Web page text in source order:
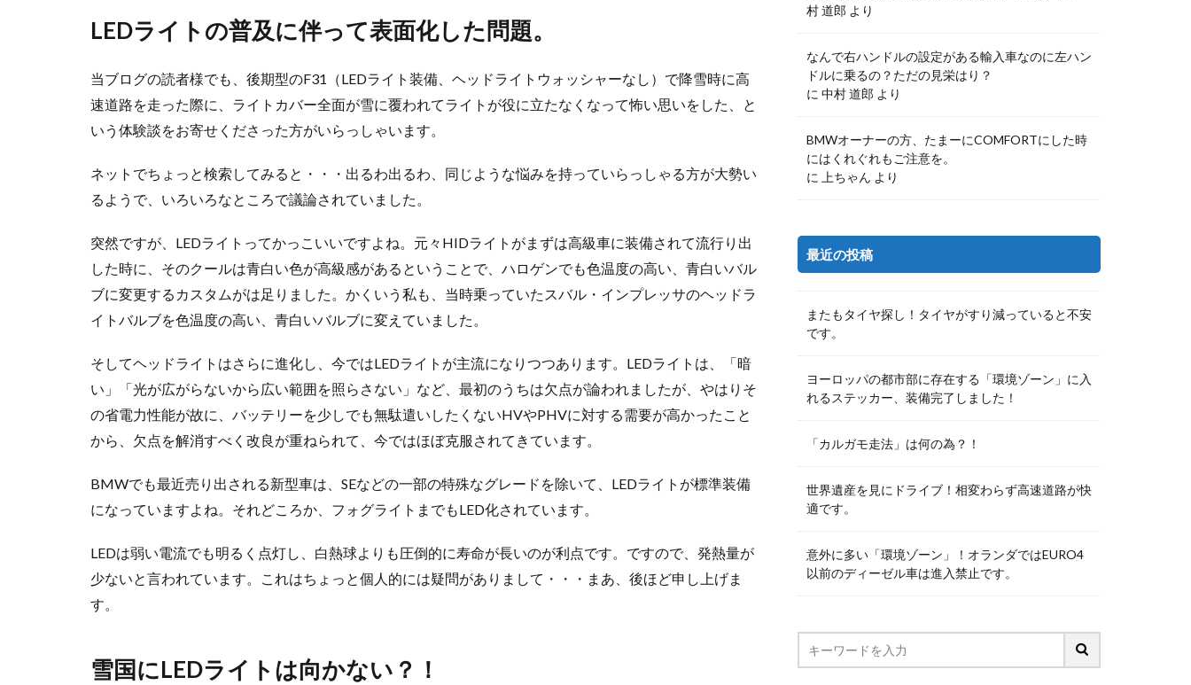
LEDライトの普及に伴って表面化した問題。
当ブログの読者様でも、後期型のF31（LEDライト装備、ヘッドライトウォッシャーなし）で降雪時に高
速道路を走った際に、ライトカバー全面が雪に覆われてライトが役に立たなくなって怖い思いをした、と
いう体験談をお寄せくださった方がいらっしゃいます。
ネットでちょっと検索してみると・・・出るわ出るわ、同じような悩みを持っていらっしゃる方が大勢い
るようで、いろいろなところで議論されていました。
突然ですが、LEDライトってかっこいいですよね。元々HIDライトがまずは高級車に装備されて流行り出
した時に、そのクールは青白い色が高級感があるということで、ハロゲンでも色温度の高い、青白いバル
ブに変更するカスタムがは足りました。かくいう私も、当時乗っていたスバル・インプレッサのヘッドラ
イトバルブを色温度の高い、青白いバルブに変えていました。
そしてヘッドライトはさらに進化し、今ではLEDライトが主流になりつつあります。LEDライトは、「暗
い」「光が広がらないから広い範囲を照らさない」など、最初のうちは欠点が論われましたが、やはりそ
の省電力性能が故に、バッテリーを少しでも無駄遣いしたくないHVやPHVに対する需要が高かったこと
から、欠点を解消すべく改良が重ねられて、今ではほぼ克服されてきています。
BMWでも最近売り出される新型車は、SEなどの一部の特殊なグレードを除いて、LEDライトが標準装備
になっていますよね。それどころか、フォグライトまでもLED化されています。
LEDは弱い電流でも明るく点灯し、白熱球よりも圧倒的に寿命が長いのが利点です。ですので、発熱量が
少ないと言われています。これはちょっと個人的には疑問がありまして・・・まあ、後ほど申し上げま
す。
雪国にLEDライトは向かない？！
村 道郎 より
なんで右ハンドルの設定がある輸入車なのに左ハン
ドルに乗るの？ただの見栄はり？
に 中村 道郎 より
BMWオーナーの方、たまーにCOMFORTにした時
にはくれぐれもご注意を。
に
上ちゃん より
最近の投稿
またもタイヤ探し！タイヤがすり減っていると不安
です。
ヨーロッパの都市部に存在する「環境ゾーン」に入
れるステッカー、装備完了しました！
「カルガモ走法」は何の為？！
世界遺産を見にドライブ！相変わらず高速道路が快
適です。
意外に多い「環境ゾーン」！オランダではEURO4
以前のディーゼル車は進入禁止です。